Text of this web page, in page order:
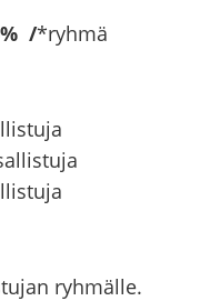
/*ryhmä
ryh­mäl­le.